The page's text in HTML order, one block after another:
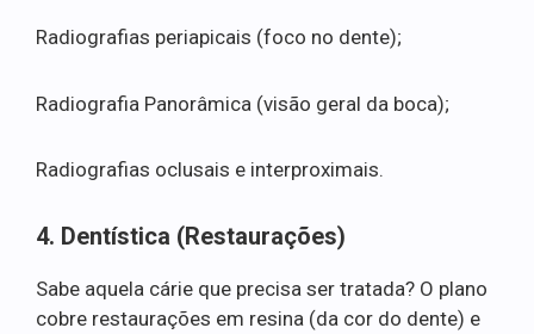
Radiografias periapicais (foco no dente);
Radiografia Panorâmica (visão geral da boca);
Radiografias oclusais e interproximais.
4. Dentística (Restaurações)
Sabe aquela cárie que precisa ser tratada? O plano
cobre restaurações em resina (da cor do dente) e